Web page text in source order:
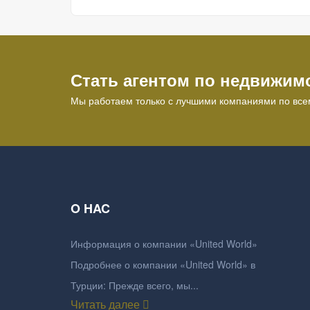
Стать агентом по
Мы работаем только с лучшими компаниями по
O HAC
Информация о компании «United World»
Подробнее о компании «United World» в
Турции: Прежде всего, мы...
Читать далее